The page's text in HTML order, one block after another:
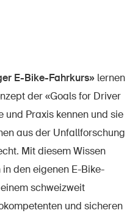
E-Bike-Fahrkurs» lernen
der «Goals for Driver
und Praxis kennen und sie
aus der Unfallforschung
Mit diesem Wissen
den eigenen E-Bike-
schweizweit
und sicheren